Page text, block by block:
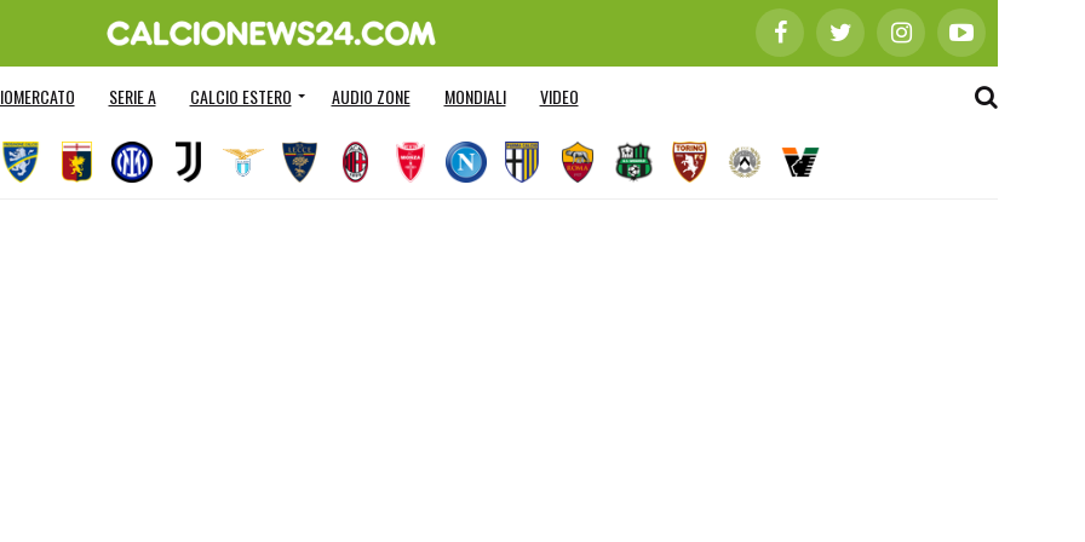
SERIE A CALCIO ESTERO AUDIO ZONE MONDIALI VIDEO